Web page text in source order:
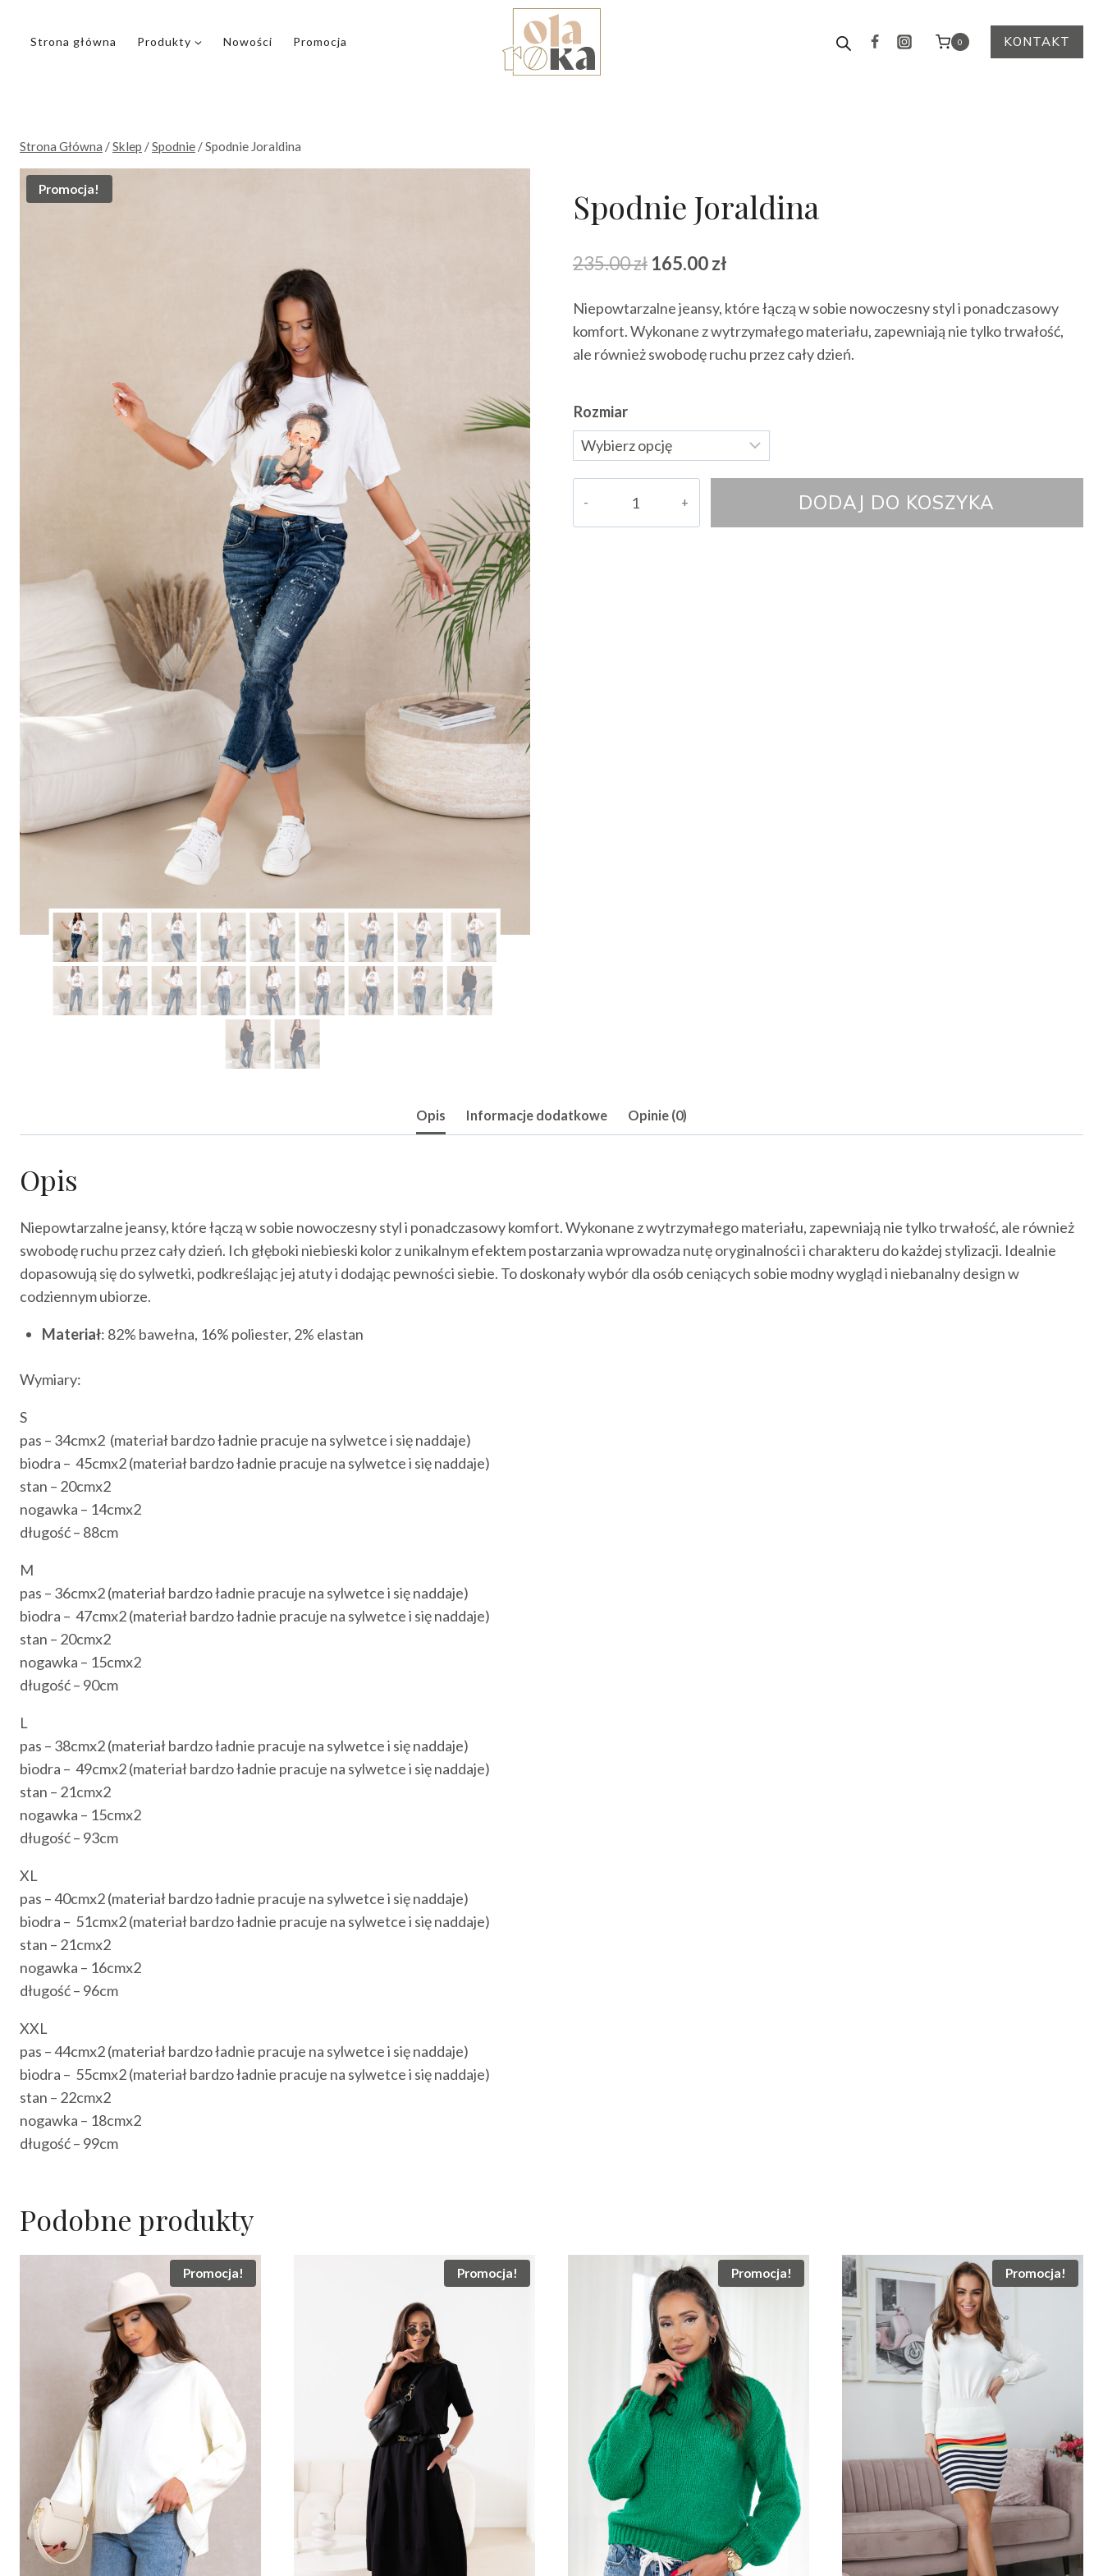
Strona główna Produkty Nowości Promocja 0 KONTAKT
Strona Główna /Sklep /Spodnie /Spodnie Joraldina
Promocja! Spodnie Joraldina
235.00zł Pierwotna
wynosiła:
235.00 zł.
165.00złAktualna
wynosi:
165.00 zł.
Niepowtarzalne jeansy, które łączą w sobie nowoczesny styl i ponadczasowy
komfort. Wykonane z wytrzymałego materiału, zapewniają nie tylko trwałość,
ale również swobodę ruchu przez cały dzień.
Rozmiar
DODAJ DO KOSZYKA
Opis Informacje dodatkowe Opinie (0)
Opis
Niepowtarzalne jeansy, które łączą w sobie nowoczesny styl i ponadczasowy komfort. Wykonane z wytrzymałego materiału, zapewniają nie tylko trwałość, ale również
swobodę ruchu przez cały dzień. Ich głęboki niebieski kolor z unikalnym efektem postarzania wprowadza nutę oryginalności i charakteru do każdej stylizacji. Idealnie
dopasowują się do sylwetki, podkreślając jej atuty i dodając pewności siebie. To doskonały wybór dla osób ceniących sobie modny wygląd i niebanalny design w
codziennym ubiorze.
Materiał: 82% bawełna, 16% poliester, 2% elastan
Wymiary:
S
pas – 34cmx2 (materiał bardzo ładnie pracuje na sylwetce i się naddaje)
biodra – 45cmx2 (materiał bardzo ładnie pracuje na sylwetce i się naddaje)
stan – 20cmx2
nogawka – 14cmx2
długość – 88cm
M
pas – 36cmx2 (materiał bardzo ładnie pracuje na sylwetce i się naddaje)
biodra – 47cmx2 (materiał bardzo ładnie pracuje na sylwetce i się naddaje)
stan – 20cmx2
nogawka – 15cmx2
długość – 90cm
L
pas – 38cmx2 (materiał bardzo ładnie pracuje na sylwetce i się naddaje)
biodra – 49cmx2 (materiał bardzo ładnie pracuje na sylwetce i się naddaje)
stan – 21cmx2
nogawka – 15cmx2
długość – 93cm
XL
pas – 40cmx2 (materiał bardzo ładnie pracuje na sylwetce i się naddaje)
biodra – 51cmx2 (materiał bardzo ładnie pracuje na sylwetce i się naddaje)
stan – 21cmx2
nogawka – 16cmx2
długość – 96cm
XXL
pas – 44cmx2 (materiał bardzo ładnie pracuje na sylwetce i się naddaje)
biodra – 55cmx2 (materiał bardzo ładnie pracuje na sylwetce i się naddaje)
stan – 22cmx2
nogawka – 18cmx2
długość – 99cm
Podobne produkty
Promocja! Promocja! Promocja! Promocja!